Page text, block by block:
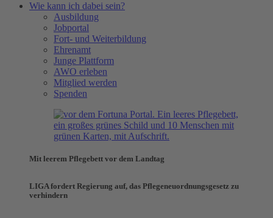
Wie kann ich dabei sein?
Ausbildung
Jobportal
Fort- und Weiterbildung
Ehrenamt
Junge Plattform
AWO erleben
Mitglied werden
Spenden
Mit leerem Pflegebett vor dem Landtag
LIGA fordert Regierung auf, das Pflegeneuordnungsgesetz zu
verhindern